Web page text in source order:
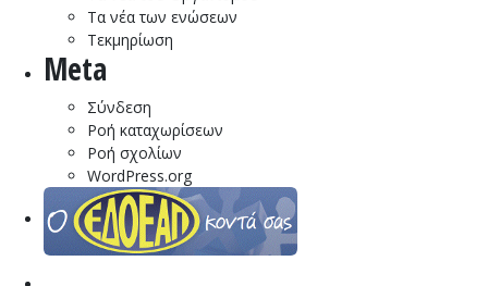
Τα νέα των ενώσεων
Τεκμηρίωση
Meta
Σύνδεση
Ροή καταχωρίσεων
Ροή σχολίων
WordPress.org